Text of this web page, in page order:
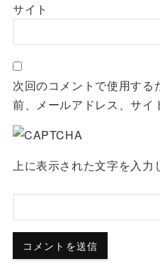
サイト
次回のコメントで使用する
前、メールアドレス、サイ
上に表示された文字を入力